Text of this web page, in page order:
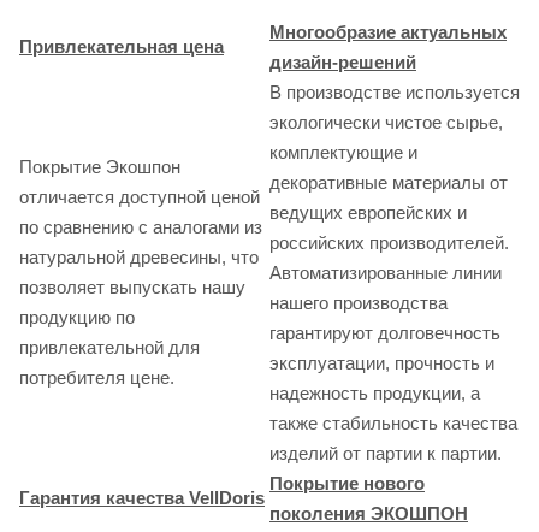
Привлекательная цена
Многообразие актуальных
дизайн-решений
Покрытие Экошпон
отличается доступной ценой
по сравнению с аналогами из
натуральной древесины, что
позволяет выпускать нашу
продукцию по
привлекательной для
потребителя цене.
В производстве используется
экологически чистое сырье,
комплектующие и
декоративные материалы от
ведущих европейских и
российских производителей.
Автоматизированные линии
нашего производства
гарантируют долговечность
эксплуатации, прочность и
надежность продукции, а
также стабильность качества
изделий от партии к партии.
Гарантия качества VellDoris
Покрытие нового
поколения ЭКОШПОН